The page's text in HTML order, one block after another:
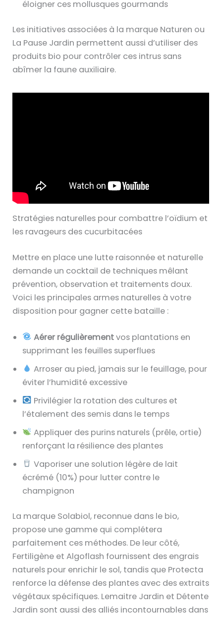
éloigner ces mollusques gourmands
Les initiatives associées à la marque Naturen ou
La Pause Jardin permettent aussi d’utiliser des
produits bio pour contrôler ces intrus sans
abîmer la faune auxiliaire.
Stratégies naturelles pour combattre l’oïdium et
les ravageurs des cucurbitacées
Mettre en place une lutte raisonnée et naturelle
demande un cocktail de techniques mêlant
prévention, observation et traitements doux.
Voici les principales armes naturelles à votre
disposition pour gagner cette bataille :
Aérer régulièrementvos plantations en
supprimant les feuilles superflues
Arroser au pied, jamais sur le feuillage, pour
éviter l’humidité excessive
Privilégier la rotation des cultures et
l’étalement des semis dans le temps
Appliquer des purins naturels (prêle, ortie)
renforçant la résilience des plantes
Vaporiser une solution légère de lait
écrémé (10%) pour lutter contre le
champignon
La marque Solabiol, reconnue dans le bio,
propose une gamme qui complétera
parfaitement ces méthodes. De leur côté,
Fertiligène et Algoflash fournissent des engrais
naturels pour enrichir le sol, tandis que Protecta
renforce la défense des plantes avec des extraits
végétaux spécifiques. Lemaitre Jardin et Détente
Jardin sont aussi des alliés incontournables dans